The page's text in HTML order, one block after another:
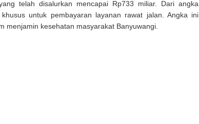
telah disalurkan mencapai Rp733 miliar. Dari angka
untuk pembayaran layanan rawat jalan. Angka ini
menjamin kesehatan masyarakat Banyuwangi.